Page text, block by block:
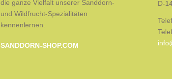
die ganze Vielfalt unserer Sanddorn-
und Wildfrucht-Spezialitäten
kennenlernen.
SANDDORN-SHOP.COM
D-